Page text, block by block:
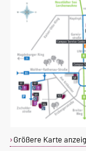
Größere Karte